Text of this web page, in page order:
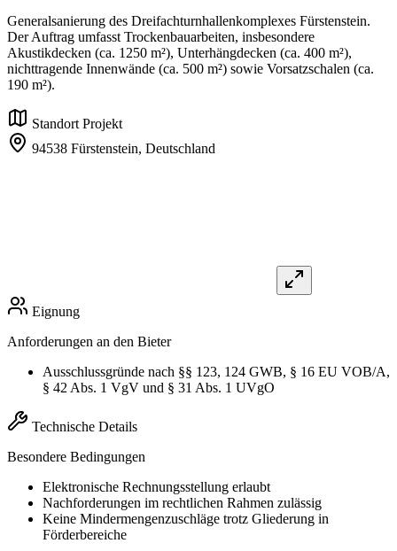
Generalsanierung des Dreifachturnhallenkomplexes Fürstenstein.
Der Auftrag umfasst Trockenbauarbeiten, insbesondere
Akustikdecken (ca. 1250 m²), Unterhängdecken (ca. 400 m²),
nichttragende Innenwände (ca. 500 m²) sowie Vorsatzschalen (ca.
190 m²).
Standort Projekt
94538 Fürstenstein, Deutschland
Eignung
Anforderungen an den Bieter
Ausschlussgründe nach §§ 123, 124 GWB, § 16 EU VOB/A,
§ 42 Abs. 1 VgV und § 31 Abs. 1 UVgO
Technische Details
Besondere Bedingungen
Elektronische Rechnungsstellung erlaubt
Nachforderungen im rechtlichen Rahmen zulässig
Keine Mindermengenzuschläge trotz Gliederung in
Förderbereiche